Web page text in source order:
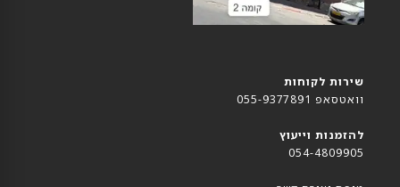
שירות לקוחות
וואטסאפ 055-9377891
להזמנות וייעוץ
054-4809905